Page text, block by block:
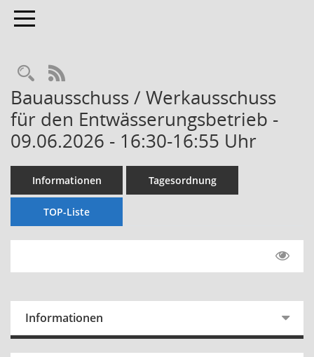
Toggle navigation
Rechercheauswahl
RSS-Feed
Bauausschuss / Werkausschuss
für den Entwässerungsbetrieb -
09.06.2026 - 16:30-16:55 Uhr
Informationen Tagesordnung
TOP-Liste
Informationen